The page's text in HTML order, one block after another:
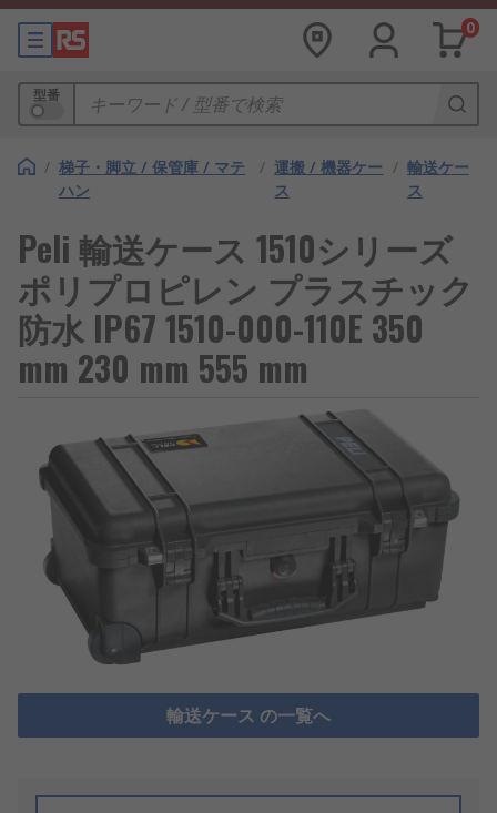
0
型番
/ 梯子・脚立 / 保管庫 / マテ
ハン
/ 運搬 / 機器ケー
ス
/ 輸送ケー
ス
Peli 輸送ケース 1510シリーズ
ポリプロピレン プラスチック
防水 IP67 1510-000-110E 350
mm 230 mm 555 mm
輸送ケース の一覧へ